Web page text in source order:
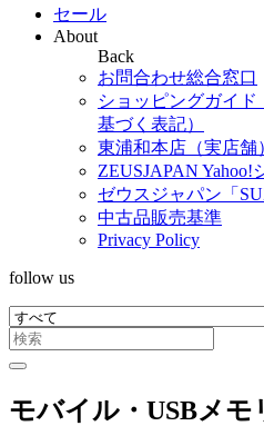
セール
About
Back
お問合わせ総合窓口
ショッピングガイ
基づく表記）
東浦和本店（実店舗
ZEUSJAPAN Yahoo!
ゼウスジャパン「
中古品販売基準
Privacy Policy
follow us
モバイル・USBメモ